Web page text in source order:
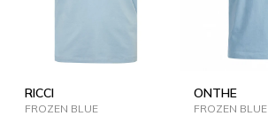
RICCI
FROZEN BLUE
ONTHE
FROZEN BLUE